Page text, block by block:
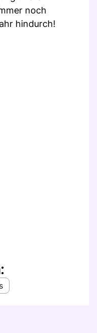
noch
hindurch!